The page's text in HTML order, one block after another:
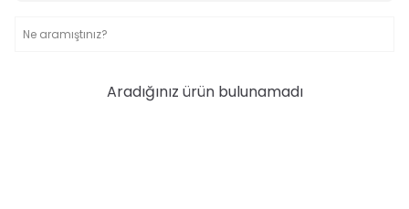
Aradığınız ürün bulunamadı